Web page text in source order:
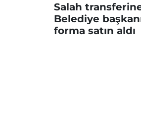
Salah
Belediye
forma satın aldı